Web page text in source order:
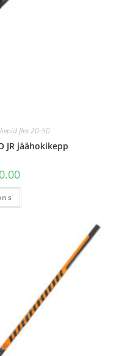
flex 20-50
JR jäähokikepp